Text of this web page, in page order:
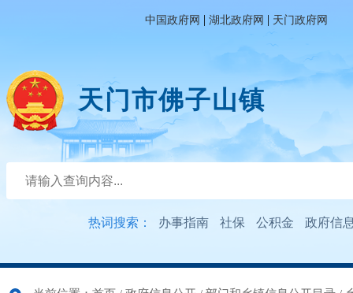
中国政府网 | 湖北政府网 | 天门政府网
天门市佛子山镇
热词搜索： 办事指南 社保 公积金 政府信